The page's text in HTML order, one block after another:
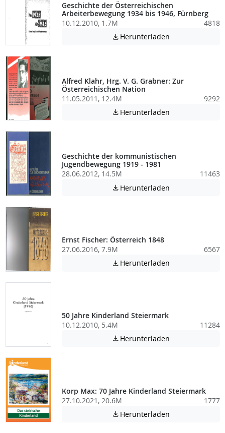
Geschichte der Österreichischen
Arbeiterbewegung 1934 bis 1946, Fürnberg
10.12.2010, 1.7M
4818
 Herunterladen
Alfred Klahr, Hrg. V. G. Grabner: Zur
Österreichischen Nation
11.05.2011, 12.4M
9292
 Herunterladen
Geschichte der kommunistischen
Jugendbewegung 1919 - 1981
28.06.2012, 14.5M
11463
 Herunterladen
Ernst Fischer: Österreich 1848
27.06.2016, 7.9M
6567
 Herunterladen
50 Jahre Kinderland Steiermark
10.12.2010, 5.4M
11284
 Herunterladen
Korp Max: 70 Jahre Kinderland Steiermark
27.10.2021, 20.6M
1777
 Herunterladen